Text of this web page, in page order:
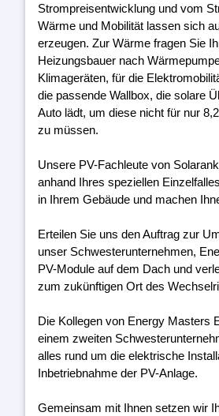
Strompreisentwicklung und vom
Wärme und Mobilität lassen sich
erzeugen. Zur Wärme fragen Sie
Heizungsbauer nach
Klimageräten, für die
die passende Wallbox, die solare
Auto lädt, um diese nicht für nur
zu müssen.
Unsere PV-Fachleute von
anhand Ihres speziellen
in Ihrem Gebäude und machen
Erteilen Sie uns den Auftrag zur
unser Schwesterunternehmen,
PV-Module auf dem Dach und
zum zukünftigen Ort des
Die Kollegen von Energy Masters
einem zweiten
alles rund um die elektrische
Inbetriebnahme der PV-Anlage.
Gemeinsam mit Ihnen setzen wir